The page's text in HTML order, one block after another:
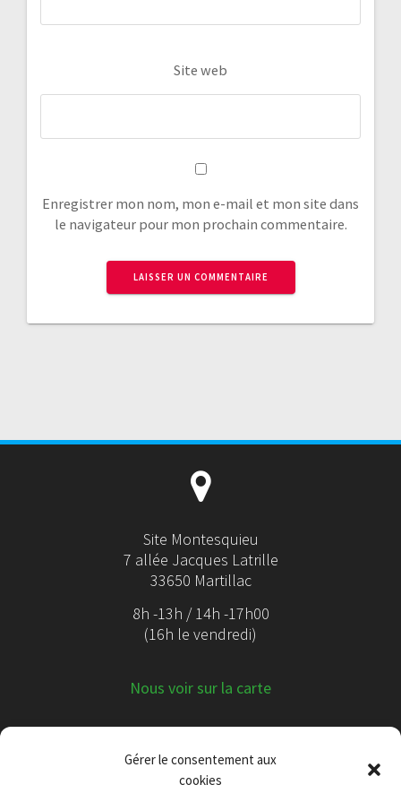
Gérer le consentement aux
cookies
Site web
Enregistrer mon nom, mon e-mail et mon site dans
le navigateur pour mon prochain commentaire.
Site Montesquieu
7 allée Jacques Latrille
33650 Martillac
8h -13h / 14h -17h00
(16h le vendredi)
Nous voir sur la carte